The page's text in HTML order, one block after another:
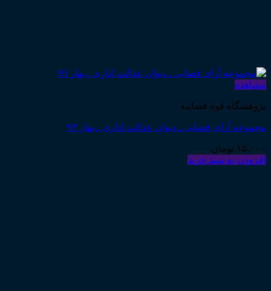
مشاهده
پژوهشگاه قوه قضاییه
مجموعه آرای قضایی ـ دیوان عدالت اداری ـ بهار ۹۳
۱۵,۰۰۰ تومان
افزودن به سبد خرید